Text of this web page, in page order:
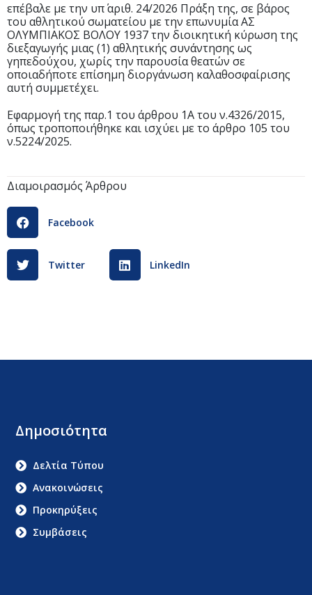
επέβαλε με την υπ΄ αριθ. 24/2026 Πράξη της, σε βάρος
του αθλητικού σωματείου με την επωνυμία ΑΣ
ΟΛΥΜΠΙΑΚΟΣ ΒΟΛΟΥ 1937 την διοικητική κύρωση της
διεξαγωγής μιας (1) αθλητικής συνάντησης ως
γηπεδούχου, χωρίς την παρουσία θεατών σε
οποιαδήποτε επίσημη διοργάνωση καλαθοσφαίρισης
αυτή συμμετέχει.
Εφαρμογή της παρ.1 του άρθρου 1Α του ν.4326/2015,
όπως τροποποιήθηκε και ισχύει με το άρθρο 105 του
ν.5224/2025.
Διαμοιρασμός Άρθρου
Facebook
Twitter LinkedIn
Δημοσιότητα
Δελτία Τύπου
Ανακοινώσεις
Προκηρύξεις
Συμβάσεις